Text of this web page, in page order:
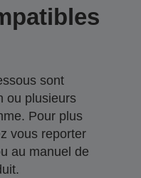
sont
ou plusieurs
Pour plus
vous reporter
au manuel de